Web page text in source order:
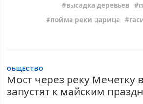
высадка деревьев
пойма реки царица
ОБЩЕСТВО
Мост через реку Мечетку
запустят к майским